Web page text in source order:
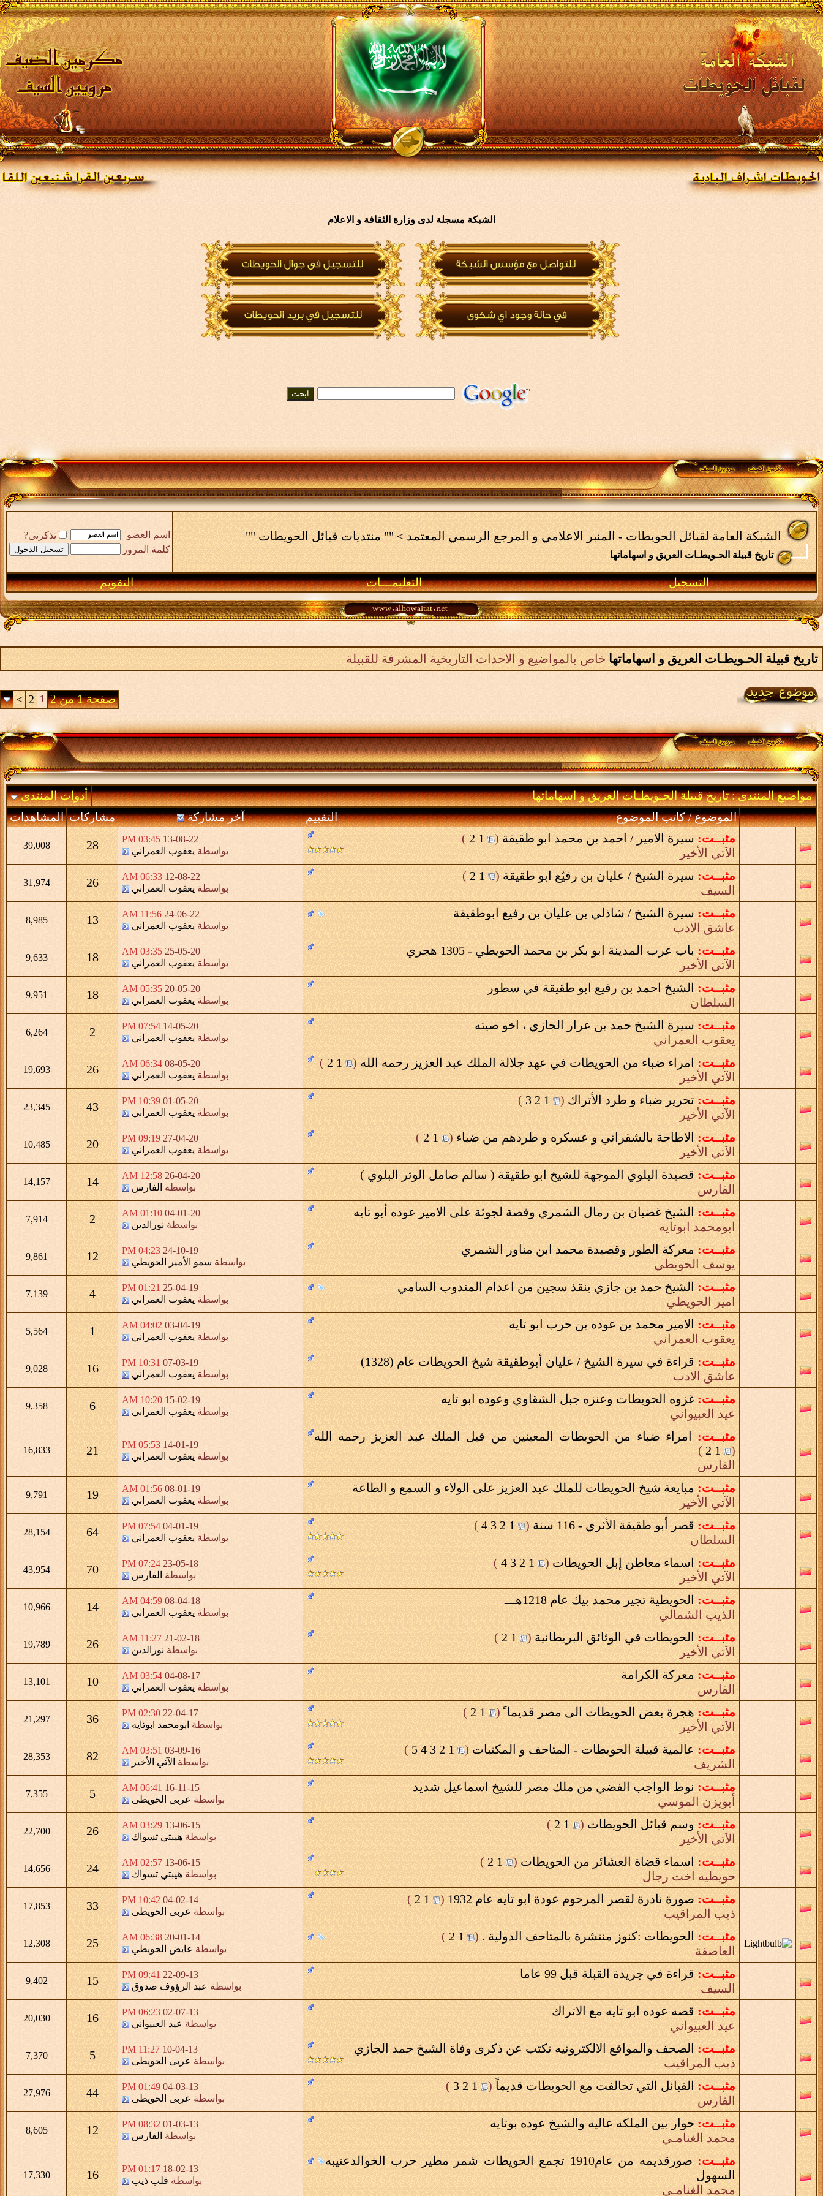
الشبكة مسجلة لدى وزارة الثقافة و الاعلام
الشبكة العامة لقبائل الحويطات - المنبر الاعلامي و المرجع الرسمي المعتمد > "" منتديات قبائل الحويطات ""
تاريخ قبيلة الحـويطـات العريق و اسهاماتها
اسم العضو
تذكرنى?
كلمة المرور
التسجيل التعليمـــات التقويم
تاريخ قبيلة الحـويطـات العريق و اسهاماتها خاص بالمواضيع و الاحداث التاريخية المشرفة للقبيلة
صفحة 1 من 2 1
2
>
مواضيع المنتدى: تاريخ قبيلة الحـويطـات العريق و اسهاماتها
أدوات المنتدى
التقييم
الموضوع/كاتب الموضوع آخر مشاركة مشاركات المشاهدات
مثبــت: سيرة الامير / احمد بن محمد ابو طقيقة (
1
2
)
الآتي الأخير
13-08-22
03:45 PM
بواسطة يعقوب العمراني 28
39,008
مثبــت: سيرة الشيخ / عليان بن رفيّع ابو طقيقة (
1
2
)
السيف
12-08-22
06:33 AM
بواسطة يعقوب العمراني 26
31,974
مثبــت: سيرة الشيخ / شاذلي بن عليان بن رفيع ابوطقيقة
عاشق الادب
24-06-22
11:56 AM
بواسطة يعقوب العمراني 13
8,985
مثبــت: باب عرب المدينة ابو بكر بن محمد الحويطي - 1305 هجري
الآتي الأخير
25-05-20
03:35 AM
بواسطة يعقوب العمراني 18
9,633
مثبــت: الشيخ احمد بن رفيع ابو طقيقة في سطور
السلطان
20-05-20
05:35 AM
بواسطة يعقوب العمراني 18
9,951
مثبــت: سيرة الشيخ حمد بن عرار الجازي ، اخو صيته
يعقوب العمراني
14-05-20
07:54 PM
بواسطة يعقوب العمراني 2
6,264
مثبــت: امراء ضباء من الحويطات في عهد جلالة الملك عبد العزيز رحمه الله (
1
2
)
الآتي الأخير
08-05-20
06:34 AM
بواسطة يعقوب العمراني 26
19,693
مثبــت: تحرير ضباء و طرد الأتراك (
1
2
3
)
الآتي الأخير
01-05-20
10:39 PM
بواسطة يعقوب العمراني 43
23,345
مثبــت: الاطاحة بالشقراني و عسكره و طردهم من ضباء (
1
2
)
الآتي الأخير
27-04-20
09:19 PM
بواسطة يعقوب العمراني 20
10,485
مثبــت: قصيدة البلوي الموجهة للشيخ ابو طقيقة ( سالم صامل الوثر البلوي )
الفارس
26-04-20
12:58 AM
بواسطة الفارس 14
14,157
مثبــت: الشيخ غضبان بن رمال الشمري وقصة لجوئة على الامير عوده أبو تايه
ابومحمد ابوتايه
04-01-20
01:10 AM
بواسطة نورالدين 2
7,914
مثبــت: معركة الطور وقصيدة محمد ابن مناور الشمري
يوسف الحويطي
24-10-19
04:23 PM
بواسطة سمو الأمير الحويطي 12
9,861
مثبــت: الشيخ حمد بن جازي ينقذ سجين من اعدام المندوب السامي
امير الحويطي
25-04-19
01:21 PM
بواسطة يعقوب العمراني 4
7,139
مثبــت: الامير محمد بن عوده بن حرب ابو تايه
يعقوب العمراني
03-04-19
04:02 AM
بواسطة يعقوب العمراني 1
5,564
مثبــت: قراءة في سيرة الشيخ / عليان أبوطقيقة شيخ الحويطات عام (1328)
عاشق الادب
07-03-19
10:31 PM
بواسطة يعقوب العمراني 16
9,028
مثبــت: غزوه الحويطات وعنزه جبل الشقاوي وعوده ابو تايه
عيد العبيواني
15-02-19
10:20 AM
بواسطة يعقوب العمراني 6
9,358
مثبــت: امراء ضباء من الحويطات المعينين من قبل الملك عبد العزيز رحمه الله
(
1
2
)
الفارس
14-01-19
05:53 PM
بواسطة يعقوب العمراني 21
16,833
مثبــت: مبايعة شيخ الحويطات للملك عبد العزيز على الولاء و السمع و الطاعة
الآتي الأخير
08-01-19
01:56 AM
بواسطة يعقوب العمراني 19
9,791
مثبــت: قصر أبو طقيقة الأثري - 116 سنة (
1
2
3
4
)
السلطان
04-01-19
07:54 PM
بواسطة يعقوب العمراني 64
28,154
مثبــت: اسماء معاطن إبل الحويطات (
1
2
3
4
)
الآتي الأخير
23-05-18
07:24 PM
بواسطة الفارس 70
43,954
مثبــت: الحويطية تجير محمد بيك عام 1218هـــ
الذيب الشمالي
08-04-18
04:59 AM
بواسطة يعقوب العمراني 14
10,966
مثبــت: الحويطات في الوثائق البريطانية (
1
2
)
الآتي الأخير
21-02-18
11:27 AM
بواسطة نورالدين 26
19,789
مثبــت: معركة الكرامة
الفارس
04-08-17
03:54 AM
بواسطة يعقوب العمراني 10
13,101
مثبــت: هجرة بعض الحويطات الى مصر قديما ً (
1
2
)
الآتي الأخير
22-04-17
02:30 PM
بواسطة ابومحمد ابوتايه 36
21,297
مثبــت: عالمية قبيلة الحويطات - المتاحف و المكتبات (
1
2
3
4
5
)
الشريف
03-09-16
03:51 AM
بواسطة الآتي الأخير 82
28,353
مثبــت: نوط الواجب الفضي من ملك مصر للشيخ اسماعيل شديد
أبويزن الموسي
16-11-15
06:41 AM
بواسطة عربى الحويطى 5
7,355
مثبــت: وسم قبائل الحويطات (
1
2
)
الآتي الأخير
13-06-15
03:29 AM
بواسطة هيبتي تسواك 26
22,700
مثبــت: اسماء قضاة العشائر من الحويطات (
1
2
)
حويطيه اخت رجال
13-06-15
02:57 AM
بواسطة هيبتي تسواك 24
14,656
مثبــت: صورة نادرة لقصر المرحوم عودة ابو تايه عام 1932 (
1
2
)
ذيب المراقيب
04-02-14
10:42 PM
بواسطة عربى الحويطى 33
17,853
مثبــت: الحويطات :كنوز منتشرة بالمتاحف الدولية . (
1
2
)
العاصفة
20-01-14
06:38 AM
بواسطة عايض الحويطي 25
12,308
مثبــت: قراءة في جريدة القبلة قبل 99 عاما
السيف
22-09-13
09:41 PM
بواسطة عبد الرؤوف صدوق 15
9,402
مثبــت: قصه عوده ابو تايه مع الاتراك
عيد العبيواني
02-07-13
06:23 PM
بواسطة عيد العبيواني 16
20,030
مثبــت: الصحف والمواقع الالكترونيه تكتب عن ذكرى وفاة الشيخ حمد الجازي
ذيب المراقيب
10-04-13
11:27 PM
بواسطة عربى الحويطى 5
7,370
مثبــت: القبائل التي تحالفت مع الحويطات قديماً (
1
2
3
)
الفارس
04-03-13
01:49 PM
بواسطة عربى الحويطى 44
27,976
مثبــت: حوار بين الملكه عاليه والشيخ عوده بوتايه
محمد الغنامـي
01-03-13
08:32 PM
بواسطة الفارس 12
8,605
مثبــت:
صورقديمه من عام1910 تجمع الحويطات شمر مطير حرب الخوالدعتيبه
السهول
محمد الغنامـي
18-02-13
01:17 PM
بواسطة قلب ذيب 16
17,330